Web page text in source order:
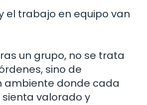
el trabajo en equipo van
un grupo, no se trata
sino de
ambiente donde cada
valorado y